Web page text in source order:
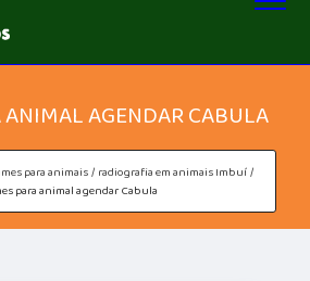
ANIMAL AGENDAR CABULA
para animais radiografia em animais Imbuí
para animal agendar Cabula